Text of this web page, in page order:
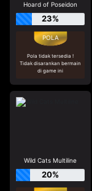
Hoard of Poseidon
23%
Pola tidak tersedia !
Tidak disarankan bermain
di game ini
Wild Cats Multiline
20%